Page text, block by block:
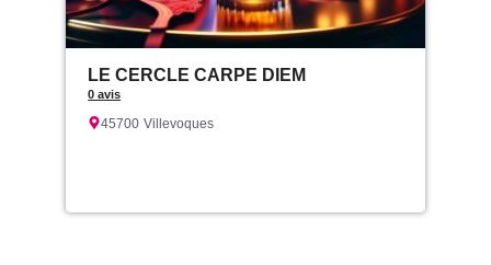
LE CERCLE CARPE DIEM
0 avis
45700 Villevoques